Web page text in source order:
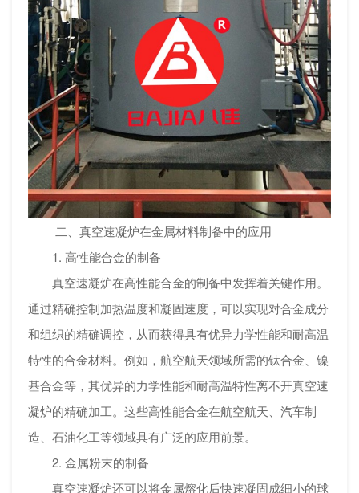
二、真空速凝炉在金属材料制备中的应用
1. 高性能合金的制备
真空速凝炉在高性能合金的制备中发挥着关键作用。
通过精确控制加热温度和凝固速度，可以实现对合金成分
和组织的精确调控，从而获得具有优异力学性能和耐高温
特性的合金材料。例如，航空航天领域所需的钛合金、镍
基合金等，其优异的力学性能和耐高温特性离不开真空速
凝炉的精确加工。这些高性能合金在航空航天、汽车制
造、石油化工等领域具有广泛的应用前景。
2. 金属粉末的制备
真空速凝炉还可以将金属熔化后快速凝固成细小的球